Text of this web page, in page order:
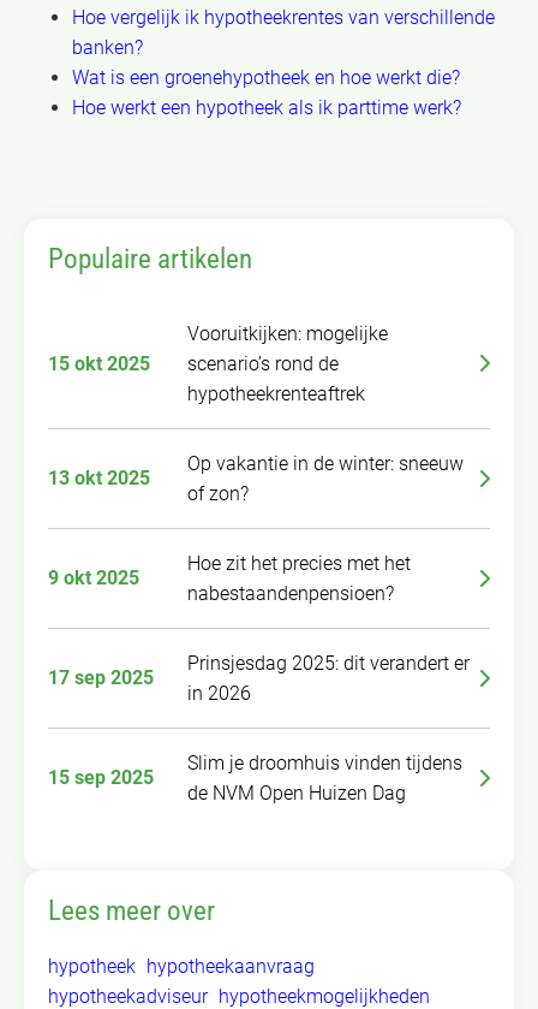
Hoe vergelijk ik hypotheekrentes van verschillende
banken?
Wat is een groenehypotheek en hoe werkt die?
Hoe werkt een hypotheek als ik parttime werk?
Populaire artikelen
15 okt 2025
Vooruitkijken: mogelijke
scenario’s rond de
hypotheekrenteaftrek
13 okt 2025
Op vakantie in de winter: sneeuw
of zon?
9 okt 2025
Hoe zit het precies met het
nabestaandenpensioen?
17 sep 2025
Prinsjesdag 2025: dit verandert er
in 2026
15 sep 2025
Slim je droomhuis vinden tijdens
de NVM Open Huizen Dag
Lees meer over
hypotheek hypotheekaanvraag
hypotheekadviseur hypotheekmogelijkheden